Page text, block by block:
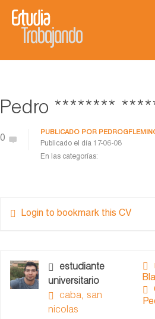
Pedro ********
0
PUBLICADO POR
Publicado el día 17-06-08
En las categorías:
Login to bookmark this CV
estudiante
universitario
caba, san
nicolas